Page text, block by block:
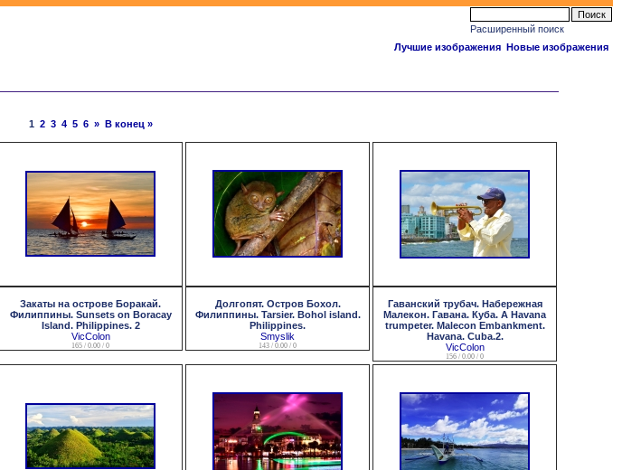
Расширенный поиск
Лучшие изображения Новые изображения
1 2 3 4 5 6 » В конец »
Закаты на острове Боракай.
Филиппины. Sunsets on Boracay
Island. Philippines. 2
VicColon
165 / 0.00 / 0
Долгопят. Остров Бохол.
Филиппины. Tarsier. Bohol island.
Philippines.
Smyslik
143 / 0.00 / 0
Гаванский трубач. Набережная
Малекон. Гавана. Куба. A Havana
trumpeter. Malecon Embankment.
Havana. Cuba.2.
VicColon
156 / 0.00 / 0